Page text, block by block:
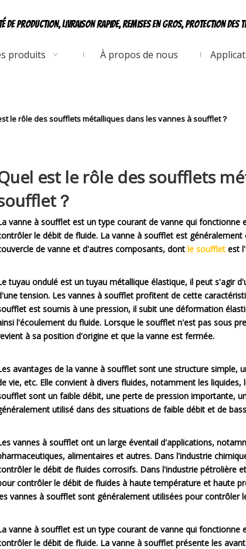
de production, livraison rapide, remises en gros, protection
produits À propos de nous
le rôle des soufflets métalliques dans les vannes à soufflet？
est le rôle des soufflets
？
vanne à soufflet est un type courant de vanne qui
le débit de fluide. La vanne à soufflet est
de vanne et d'autres composants, dont le soufflet est
tuyau ondulé est un tuyau métallique élastique, il peut s'agir
tension. Les vannes à soufflet profitent de cette
est soumis à une pression, il subit une déformation
l'écoulement du fluide. Lorsque le soufflet n'est pas sous
à sa position d'origine et que la vanne est fermée.
avantages de la vanne à soufflet sont une structure simple,
vie, etc. Elle convient à divers fluides, notamment les
sont un faible débit, une perte de pression importante,
utilisé dans des situations de faible débit et de
vannes à soufflet ont un large éventail d'applications,
alimentaires et autres. Dans l'industrie
le débit de fluides corrosifs. Dans l'industrie pétrolière
contrôler le débit de fluides à haute température et haute
vannes à soufflet sont généralement utilisées pour contrôler
vanne à soufflet est un type courant de vanne qui
le débit de fluide. La vanne à soufflet présente les